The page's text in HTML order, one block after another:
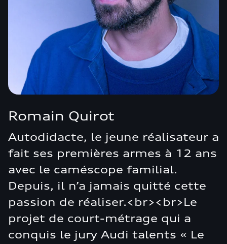
Romain Quirot
Autodidacte, le jeune réalisateur a
fait ses premières armes à 12 ans
avec le caméscope familial.
Depuis, il n’a jamais quitté cette
passion de réaliser.<br><br>Le
projet de court-métrage qui a
conquis le jury Audi talents « Le